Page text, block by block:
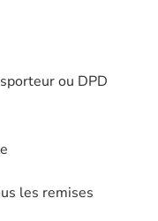
ou DPD
les remises